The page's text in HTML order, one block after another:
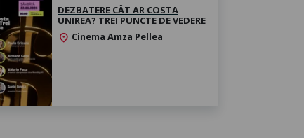
DEZBATERE CÂT AR COSTA
UNIREA? TREI PUNCTE DE VEDERE
location_on Cinema Amza Pellea